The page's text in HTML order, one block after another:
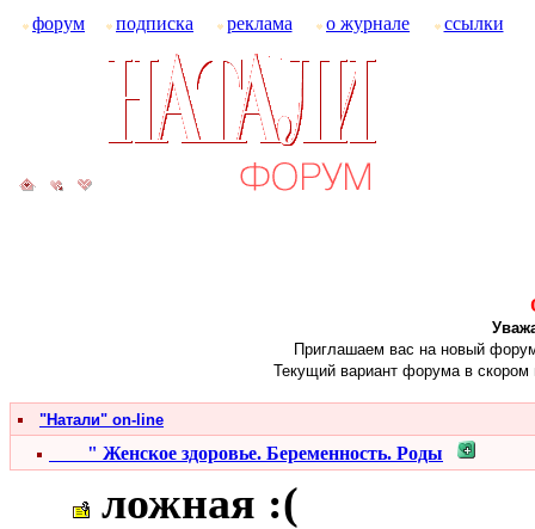
форум подписка реклама о журнале ссылки
Приглашаем вас на новый
Текущий вариант форума в скором
"Натали" on-line
" Женское здоровье. Беременность. Роды
ложная :(